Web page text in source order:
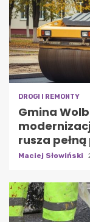
DROGI I REMONTY
Gmina
rusza
Maciej Słowiński